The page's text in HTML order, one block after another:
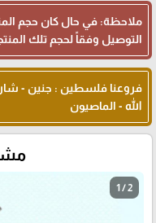
ملاحظة: في حال كان حجم
التوصيل وفقاً لحجم تلك
فروعنا فلسطين : جنين -
الله - الماصيون
1 / 2